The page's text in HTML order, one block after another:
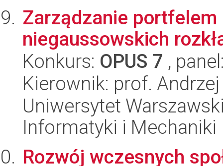
Zarządzanie
niegaussowskich
Konkurs: OPUS 7 ,
Kierownik: prof.
Uniwersytet
Informatyki i Mechaniki
Rozwój wczesnych